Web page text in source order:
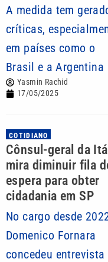
A medida tem
críticas,
em países como o
Brasil e a Argentina
Yasmin Rachid
17/05/2025
COTIDIANO
Cônsul-geral da
mira diminuir fila
espera para obter
cidadania em SP
No cargo desde
Domenico Fornara
concedeu entrevista